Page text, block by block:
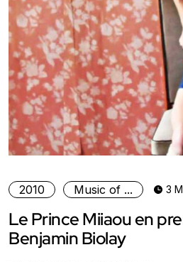
2010 Music of ... 3
Le Prince Miiaou en
Benjamin Biolay